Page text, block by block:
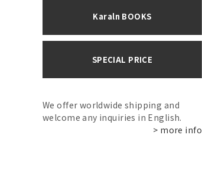
Karaln BOOKS
SPECIAL PRICE
We offer worldwide shipping and
welcome any inquiries in English.
> more info